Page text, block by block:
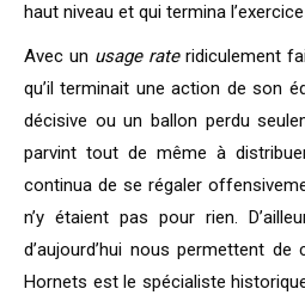
haut niveau et qui termina
Avec un usage rateridiculement
qu’il terminait une action de son
décisive ou un ballon perdu
parvint tout de même à
continua de se régaler
n’y étaient pas pour rien.
d’aujourd’hui nous permettent
Hornets est le spécialiste